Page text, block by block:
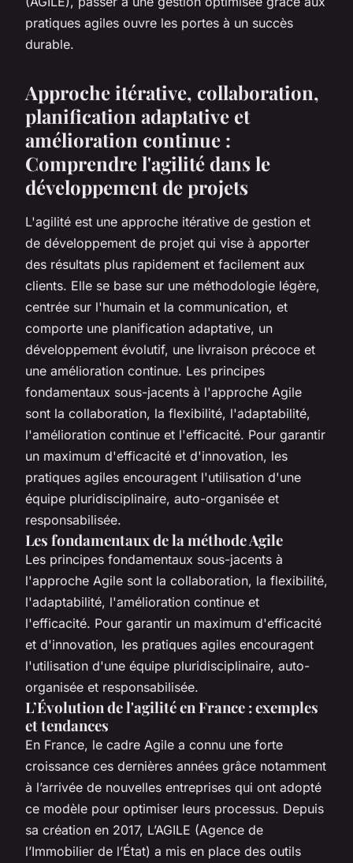
pratiques agiles ouvre les portes à un succès
durable.
Approche itérative, collaboration,
planification adaptative et
amélioration continue :
Comprendre l'agilité dans le
développement de projets
L'agilité est une approche itérative de gestion et
de développement de projet qui vise à apporter
des résultats plus rapidement et facilement aux
clients. Elle se base sur une méthodologie légère,
centrée sur l'humain et la communication, et
comporte une planification adaptative, un
développement évolutif, une livraison précoce et
une amélioration continue. Les principes
fondamentaux sous-jacents à l'approche Agile
sont la collaboration, la flexibilité, l'adaptabilité,
l'amélioration continue et l'efficacité. Pour garantir
un maximum d'efficacité et d'innovation, les
pratiques agiles encouragent l'utilisation d'une
équipe pluridisciplinaire, auto-organisée et
responsabilisée.
Les fondamentaux de la méthode Agile
Les principes fondamentaux sous-jacents à
l'approche Agile sont la collaboration, la flexibilité,
l'adaptabilité, l'amélioration continue et
l'efficacité. Pour garantir un maximum d'efficacité
et d'innovation, les pratiques agiles encouragent
l'utilisation d'une équipe pluridisciplinaire, auto-
organisée et responsabilisée.
L’Évolution de l'agilité en France : exemples
et tendances
En France, le cadre Agile a connu une forte
croissance ces dernières années grâce notamment
à l’arrivée de nouvelles entreprises qui ont adopté
ce modèle pour optimiser leurs processus. Depuis
sa création en 2017, L’AGILE (Agence de
l’Immobilier de l’État) a mis en place des outils